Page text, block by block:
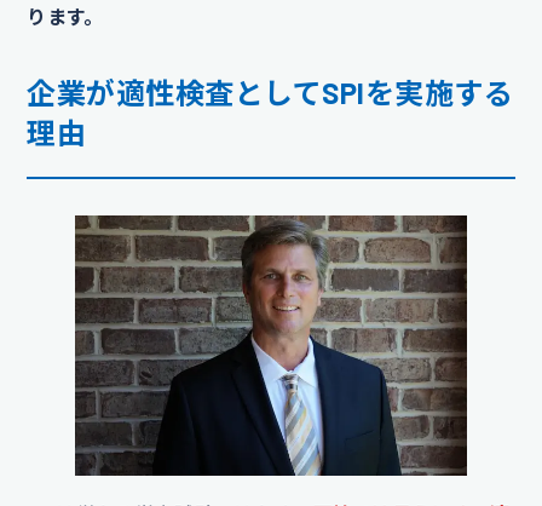
ります。
企業が適性検査としてSPIを実施する
理由